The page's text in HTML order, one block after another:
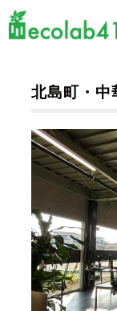
北島町・中